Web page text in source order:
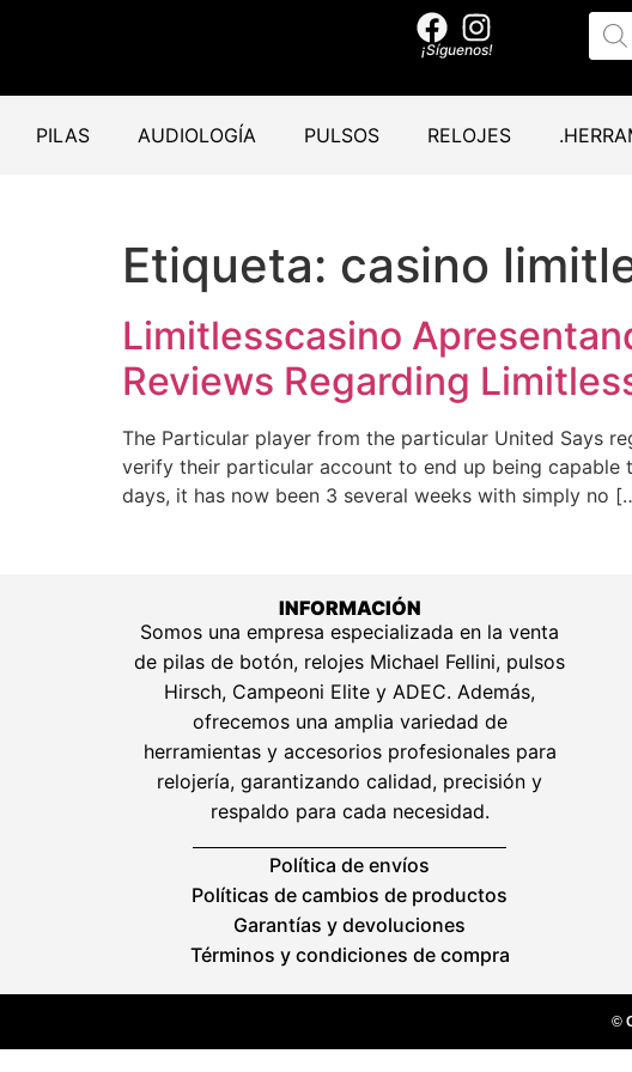
¡Síguenos!
PILAS AUDIOLOGÍA PULSOS RELOJES
Etiqueta: casino
Limitlesscasino
Reviews Regarding
The Particular player from the particular United Says
verify their particular account to end up being
days, it has now been 3 several weeks with simply no
INFORMACIÓN
Somos una empresa especializada en la venta
de pilas de botón, relojes Michael Fellini, pulsos
Hirsch, Campeoni Elite y ADEC. Además,
ofrecemos una amplia variedad de
herramientas y accesorios profesionales para
relojería, garantizando calidad, precisión y
respaldo para cada necesidad.
Política de envíos
Políticas de cambios de productos
Garantías y devoluciones
Términos y condiciones de compra
©